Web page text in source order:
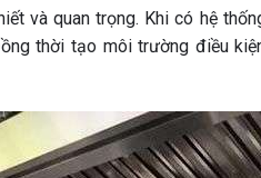
và quan trọng. Khi có hệ
thời tạo môi trường điều